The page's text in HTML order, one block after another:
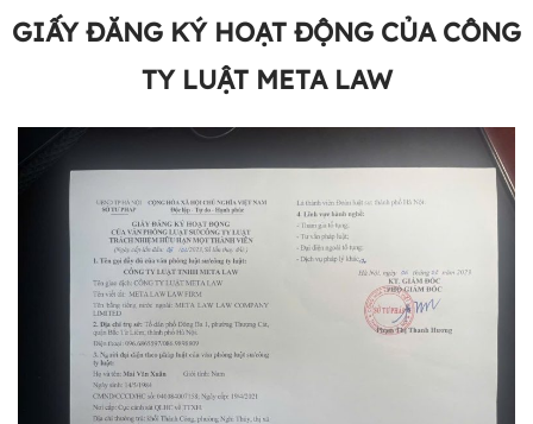
GIẤY ĐĂNG KÝ HOẠT ĐỘNG CỦA CÔNG
TY LUẬT META LAW